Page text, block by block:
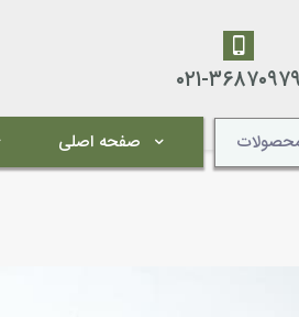
۰۲۱-۳۶۸۷۰۹۷۹
صفحه اصلی